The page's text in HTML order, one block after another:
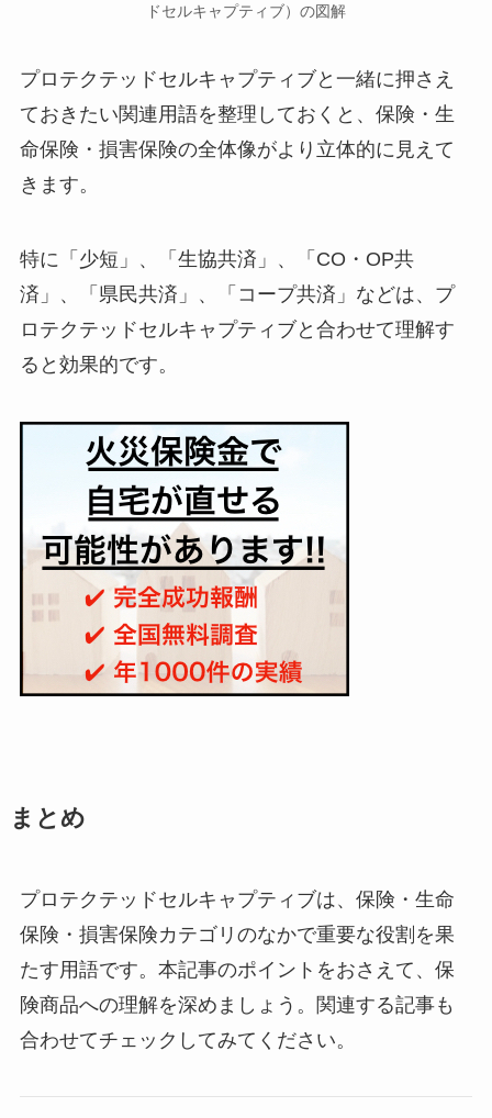
ドセルキャプティブ）の図解
プロテクテッドセルキャプティブと一緒に押さえ
ておきたい関連用語を整理しておくと、保険・生
命保険・損害保険の全体像がより立体的に見えて
きます。
特に「少短」、「生協共済」、「CO・OP共
済」、「県民共済」、「コープ共済」などは、プ
ロテクテッドセルキャプティブと合わせて理解す
ると効果的です。
まとめ
プロテクテッドセルキャプティブは、保険・生命
保険・損害保険カテゴリのなかで重要な役割を果
たす用語です。本記事のポイントをおさえて、保
険商品への理解を深めましょう。関連する記事も
合わせてチェックしてみてください。